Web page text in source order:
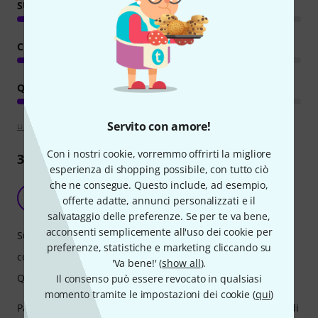
Servito con amore!
Con i nostri cookie, vorremmo offrirti la migliore
esperienza di shopping possibile, con tutto ciò
che ne consegue. Questo include, ad esempio,
offerte adatte, annunci personalizzati e il
salvataggio delle preferenze. Se per te va bene,
acconsenti semplicemente all'uso dei cookie per
preferenze, statistiche e marketing cliccando su
'Va bene!' (show all).
Il consenso può essere revocato in qualsiasi
momento tramite le impostazioni dei cookie (qui)
SUONO
COMFORT
QUALITÀ
Linee guida per la valutazione
379 Recensioni
Meglio di quel che pensassi!
HeavyNick 10.02.2022
Partiamo dal presupposto che sono passato a questo tipo di
Suono
comfort
Qualità